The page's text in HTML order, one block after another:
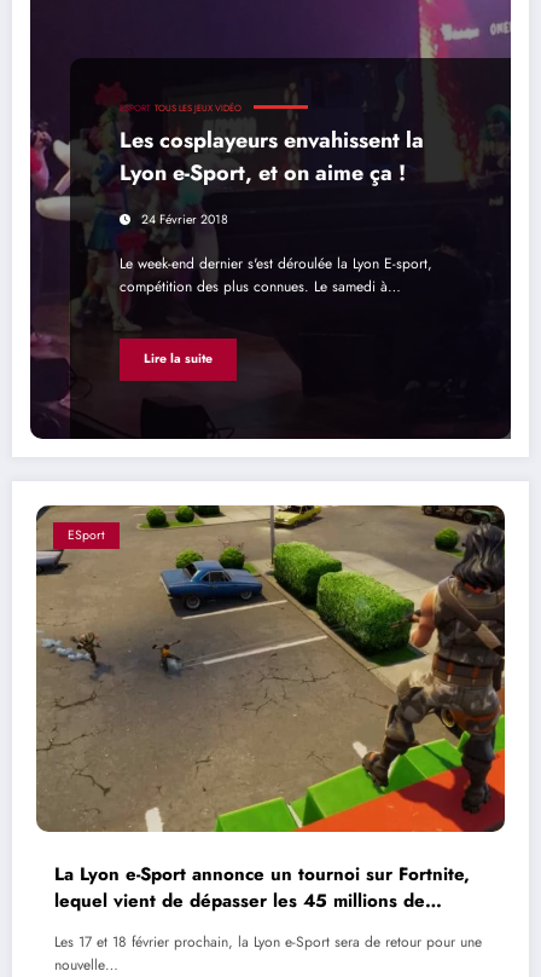
ESPORT TOUS LES JEUX VIDÉO
Les cosplayeurs envahissent la
Lyon e-Sport, et on aime ça !
24 Février 2018
Le week-end dernier s'est déroulée la Lyon E-sport,
compétition des plus connues. Le samedi à…
Lire la suite
ESport
La Lyon e-Sport annonce un tournoi sur Fortnite,
lequel vient de dépasser les 45 millions de
Les 17 et 18 février prochain, la Lyon e-Sport sera de retour pour une
nouvelle…